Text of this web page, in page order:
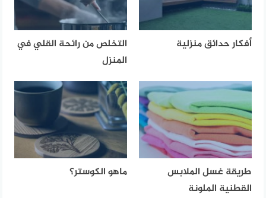
أفكار حدائق منزلية
التخلص من رائحة القلي في
المنزل
طريقة غسل الملابس
القطنية الملونة
ماهو الكوستر؟